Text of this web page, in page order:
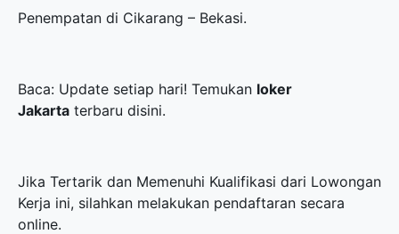
Penempatan di Cikarang – Bekasi.
Baca: Update setiap hari! Temukan loker
Jakarta terbaru disini.
Jika Tertarik dan Memenuhi Kualifikasi dari Lowongan
Kerja ini, silahkan melakukan pendaftaran secara
online.